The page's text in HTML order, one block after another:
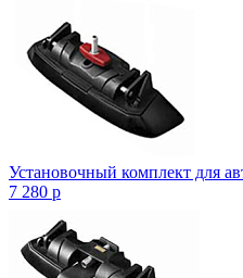
Установочный комплект для
7 280 p